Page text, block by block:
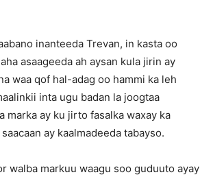
inanteeda Trevan, in kasta oo
asaageeda ah aysan kula jirin ay
waa qof hal-adag oo hammi ka leh
inta ugu badan la joogtaa
marka ay ku jirto fasalka waxay ka
ay kaalmadeeda tabayso.
walba markuu waagu soo guduuto ayay